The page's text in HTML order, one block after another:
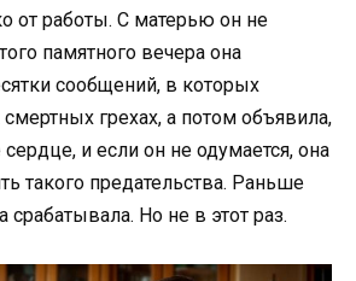
от работы. С матерью он не
памятного вечера она
сообщений, в которых
грехах, а потом объявила,
и если он не одумается, она
такого предательства. Раньше
срабатывала. Но не в этот раз.